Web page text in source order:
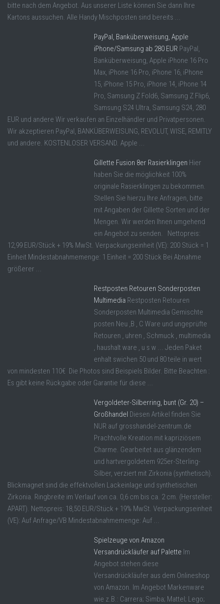
bitte nach dem Angebot. Aus unserer Liste können Sie dann Ihre
Kartons aussuchen. Alle Handy Mischposten sind bereits ...
PayPal, Banküberweisung, Apple
iPhone/Samsung ab 280 EUR PayPal,
Banküberweisung, Apple iPhone 16 Pro
Max, iPhone 16 Pro, iPhone 16, iPhone
15, iPhone 15 Pro, iPhone 14, iPhone 14
Pro, Samsung Z Fold6, Samsung Z Flip6,
Samsung S24 Ultra, Samsung S24, 280
EUR und andere Wir verkaufen an Einzelhändler und Privatpersonen.
Wir akzeptieren PayPal, BANKÜBERWEISUNG, REVOLUT, WISE, REMITLY
und andere. KOSTENLOSER VERSAND. Apple ...
Gillette Fusion 8er Rasierklingen Hier
haben Sie die möglichkeit 100%
originale Rasierklingen zu bekommen.
Stellen Sie hierzu Ihre Anfragen, bitte
mit Angaben der Gillette Sorten und der
Mengen. Wir werden Ihnen umgehend
ein Angebot zu senden. Nettopreis:
12,99 EUR/Stück + 19% MwSt. Verpackungseinheit (VE): 200 Stück = 1
Einheit Mindestabnahmemenge: 1 Einheit = 200 Stück Bei Abnahme
größerer ...
Restposten Retouren Sonderposten
Multimedia Restposten Retouren
Sonderposten Multimedia Gemischte
posten Neu ,B , C Ware und ungeprüfte
Retouren , uhren , Schmuck , multimedia
, haushalt ware , u s w ... Jeden Paket
enhalt swichen 50 und 80 teile in wert
von mindesten 110€ Die Photos sind Beispiels Bilder. Bitte Beachten :
Es gibt keine Rückgabe oder Garantie für diese ...
Vergoldeter-Silberring, bunt (Gr. 20) –
Großhandel Diesen Artikel finden Sie
NUR auf grosshandel-zentrum.de
Prachtvolle Kreation mit kapriziösem
Charme. Gearbeitet aus glänzendem
und hartvergoldetem 925er-Sterling-
Silber, verziert mit Zirkonia (synthetisch).
Blickmagnet sind die effektvollen Lackeinlage und synthetischen
Zirkonia. Ringbreite im Verlauf von ca. 0,6 cm bis ca. 2 cm. (Hersteller:
APART). Nettopreis: 18,50 EUR/Stück + 19% MwSt. Verpackungseinheit
(VE): Auf Anfrage/VB Mindestabnahmemenge: Auf ...
Spielzeuge von Amazon
Versandrückläufer auf Palette Im
Angebot stehen diese
Versandrückläufer aus dem Onlineshop
von Amazon. Im Angebot Markenware
wie z.B.: Carrera; Simba; Mattel; Lego;